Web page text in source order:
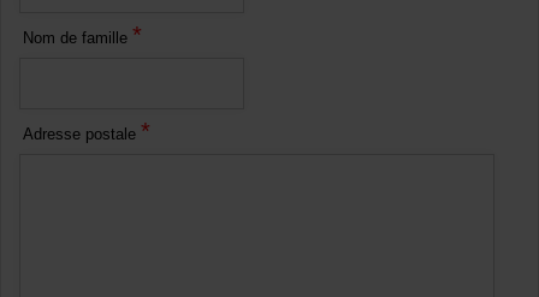
Nom de famille *
Adresse postale *